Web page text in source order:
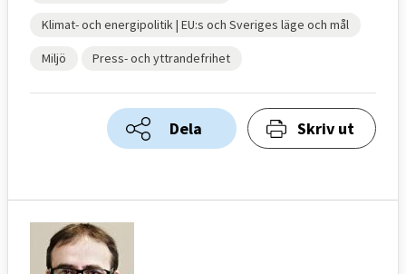
Klimat- och energipolitik | EU:s och Sveriges läge och mål
Miljö Press- och yttrandefrihet
Dela Skriv ut